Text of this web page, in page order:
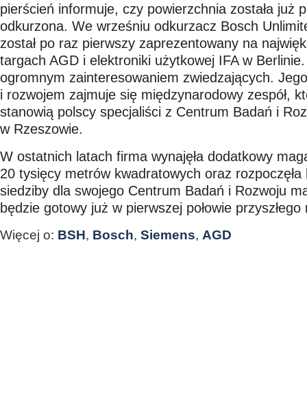
pierścień informuje, czy powierzchnia została już
odkurzona. We wrześniu odkurzacz Bosch
został po raz pierwszy zaprezentowany na
targach AGD i elektroniki użytkowej IFA w Berlinie.
ogromnym zainteresowaniem zwiedzających.
i rozwojem zajmuje się międzynarodowy zespół,
stanowią polscy specjaliści z Centrum Badań i
w Rzeszowie.
W ostatnich latach firma wynajęła dodatkowy
20 tysięcy metrów kwadratowych oraz rozpoczęła
siedziby dla swojego Centrum Badań i Rozwoju
będzie gotowy już w pierwszej połowie przyszłego
Więcej o: BSH, Bosch, Siemens, AGD